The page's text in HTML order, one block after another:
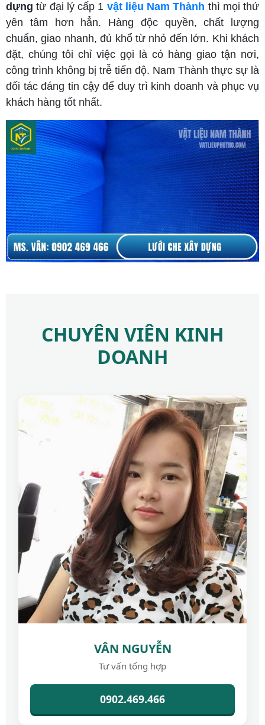
dựng từ đại lý cấp 1 vật liệu Nam Thành thì mọi thứ
yên tâm hơn hẳn. Hàng độc quyền, chất lượng
chuẩn, giao nhanh, đủ khổ từ nhỏ đến lớn. Khi khách
đặt, chúng tôi chỉ việc gọi là có hàng giao tận nơi,
công trình không bị trễ tiến độ. Nam Thành thực sự là
đối tác đáng tin cậy để duy trì kinh doanh và phục vụ
khách hàng tốt nhất.
CHUYÊN VIÊN KINH
DOANH
VÂN NGUYỄN
Tư vấn tổng hợp
0902.469.466